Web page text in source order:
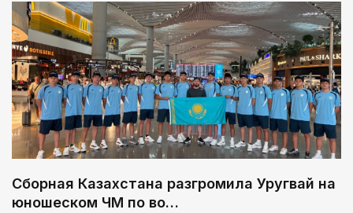
Сборная Казахстана разгромила Уругвай на
юношеском ЧМ по во…